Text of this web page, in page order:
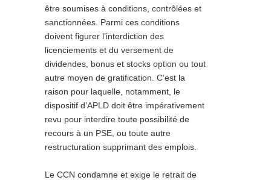
être soumises à conditions, contrôlées et
sanctionnées. Parmi ces conditions
doivent figurer l’interdiction des
licenciements et du versement de
dividendes, bonus et stocks option ou tout
autre moyen de gratification. C’est la
raison pour laquelle, notamment, le
dispositif d’APLD doit être impérativement
revu pour interdire toute possibilité de
recours à un PSE, ou toute autre
restructuration supprimant des emplois.
Le CCN condamne et exige le retrait de